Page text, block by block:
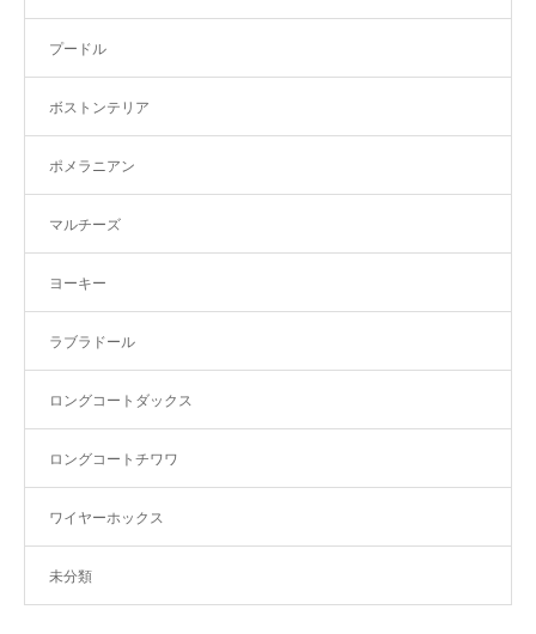
プードル
ボストンテリア
ポメラニアン
マルチーズ
ヨーキー
ラブラドール
ロングコートダックス
ロングコートチワワ
ワイヤーホックス
未分類